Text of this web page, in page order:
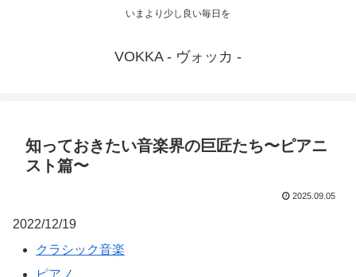
いまより少し良い毎日を
VOKKA - ヴォッカ -
知っておきたい音楽界の巨匠たち〜ピアニ
スト篇〜
2025.09.05
2022/12/19
クラシック音楽
ピアノ